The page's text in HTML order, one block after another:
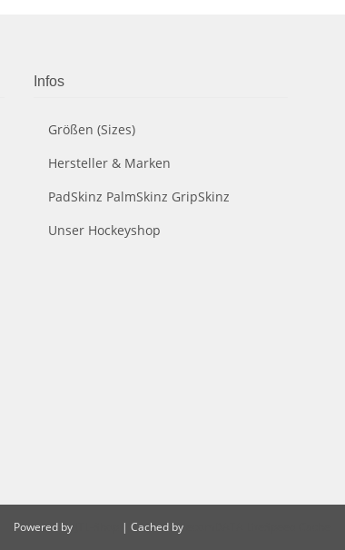
Infos
Größen (Sizes)
Hersteller & Marken
PadSkinz PalmSkinz GripSkinz
Unser Hockeyshop
Powered by | Cached by